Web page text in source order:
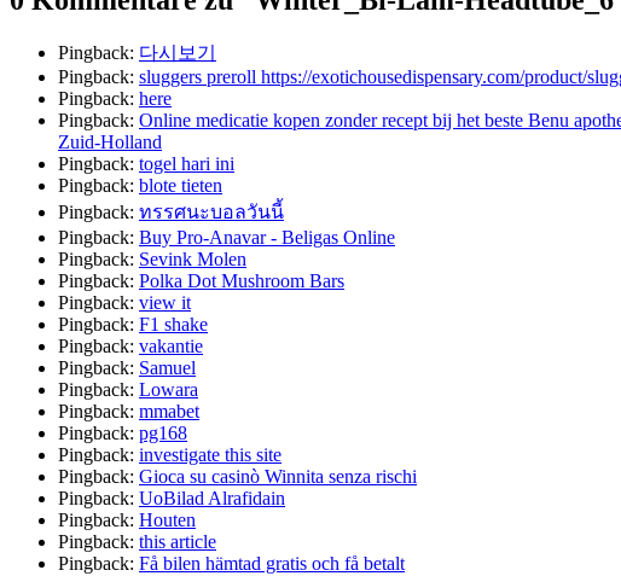
Pingback: 다시보기
Pingback: sluggers preroll https://exotichousedispensary.com/product/
Pingback: here
Pingback: Online medicatie kopen zonder recept bij het beste Benu
Zuid-Holland
Pingback: togel hari ini
Pingback: blote tieten
Pingback: ทรรศนะบอลวันนี้
Pingback: Buy Pro-Anavar - Beligas Online
Pingback: Sevink Molen
Pingback: Polka Dot Mushroom Bars
Pingback: view it
Pingback: F1 shake
Pingback: vakantie
Pingback: Samuel
Pingback: Lowara
Pingback: mmabet
Pingback: pg168
Pingback: investigate this site
Pingback: Gioca su casinò Winnita senza rischi
Pingback: UoBilad Alrafidain
Pingback: Houten
Pingback: this article
Pingback: Få bilen hämtad gratis och få betalt